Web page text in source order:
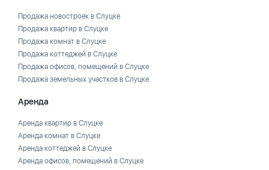
Продажа новостроек в Слуцке
Продажа квартир в Слуцке
Продажа комнат в Слуцке
Продажа коттеджей в Слуцке
Продажа офисов, помещений в Слуцке
Продажа земельных участков в Слуцке
Аренда
Аренда квартир в Слуцке
Аренда комнат в Слуцке
Аренда коттеджей в Слуцке
Аренда офисов, помещений в Слуцке